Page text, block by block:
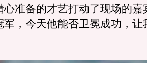
心准备的才艺打动了现场的嘉
军，今天他能否卫冕成功，让